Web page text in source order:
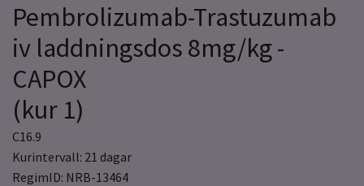
Pembrolizumab-Trastuzumab
iv laddningsdos 8mg/kg -
CAPOX
(kur 1)
C16.9
Kurintervall: 21 dagar
RegimID: NRB-13464